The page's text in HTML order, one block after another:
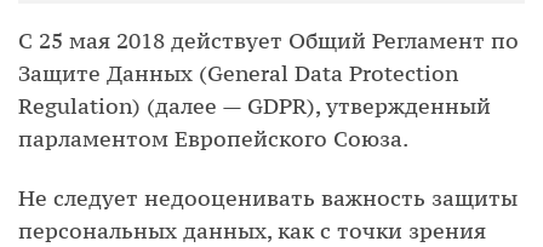
С 25 мая 2018 действует Общий Регламент по
Защите Данных (General Data Protection
Regulation) (далее — GDPR), утвержденный
парламентом Европейского Союза.
Не следует недооценивать важность защиты
персональных данных, как с точки зрения